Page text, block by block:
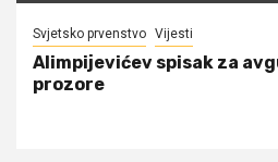
Svjetsko prvenstvo Vijesti
Alimpijevićev spisak za
prozore